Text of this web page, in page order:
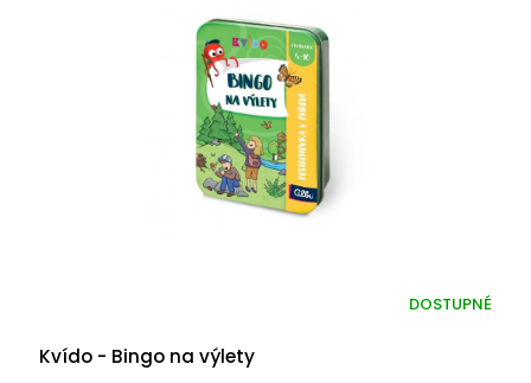
Kvído - Bingo na výlety
DOSTUPNÉ